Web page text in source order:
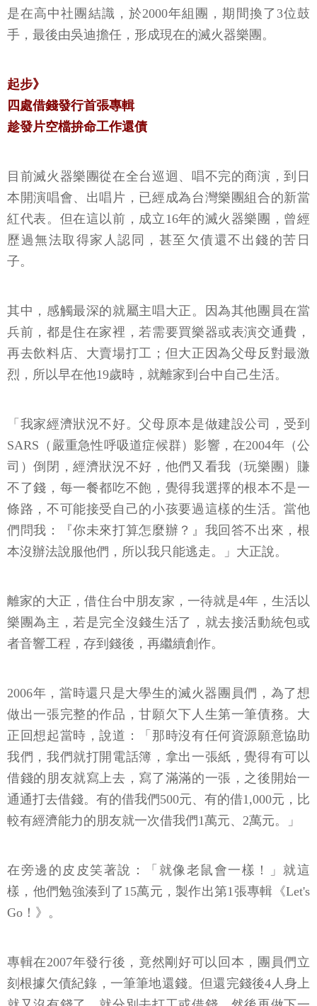
是在高中社團結識，於2000年組團，期間換了3位鼓
手，最後由吳迪擔任，形成現在的滅火器樂團。
起步》
四處借錢發行首張專輯
趁發片空檔拚命工作還債
目前滅火器樂團從在全台巡迴、唱不完的商演，到日
本開演唱會、出唱片，已經成為台灣樂團組合的新當
紅代表。但在這以前，成立16年的滅火器樂團，曾經
歷過無法取得家人認同，甚至欠債還不出錢的苦日
子。
其中，感觸最深的就屬主唱大正。因為其他團員在當
兵前，都是住在家裡，若需要買樂器或表演交通費，
再去飲料店、大賣場打工；但大正因為父母反對最激
烈，所以早在他19歲時，就離家到台中自己生活。
「我家經濟狀況不好。父母原本是做建設公司，受到
SARS（嚴重急性呼吸道症候群）影響，在2004年（公
司）倒閉，經濟狀況不好，他們又看我（玩樂團）賺
不了錢，每一餐都吃不飽，覺得我選擇的根本不是一
條路，不可能接受自己的小孩要過這樣的生活。當他
們問我：『你未來打算怎麼辦？』我回答不出來，根
本沒辦法說服他們，所以我只能逃走。」大正說。
離家的大正，借住台中朋友家，一待就是4年，生活以
樂團為主，若是完全沒錢生活了，就去接活動統包或
者音響工程，存到錢後，再繼續創作。
2006年，當時還只是大學生的滅火器團員們，為了想
做出一張完整的作品，甘願欠下人生第一筆債務。大
正回想起當時，說道：「那時沒有任何資源願意協助
我們，我們就打開電話簿，拿出一張紙，覺得有可以
借錢的朋友就寫上去，寫了滿滿的一張，之後開始一
通通打去借錢。有的借我們500元、有的借1,000元，比
較有經濟能力的朋友就一次借我們1萬元、2萬元。」
在旁邊的皮皮笑著說：「就像老鼠會一樣！」就這
樣，他們勉強湊到了15萬元，製作出第1張專輯《Let's
Go！》。
專輯在2007年發行後，竟然剛好可以回本，團員們立
刻根據欠債紀錄，一筆筆地還錢。但還完錢後4人身上